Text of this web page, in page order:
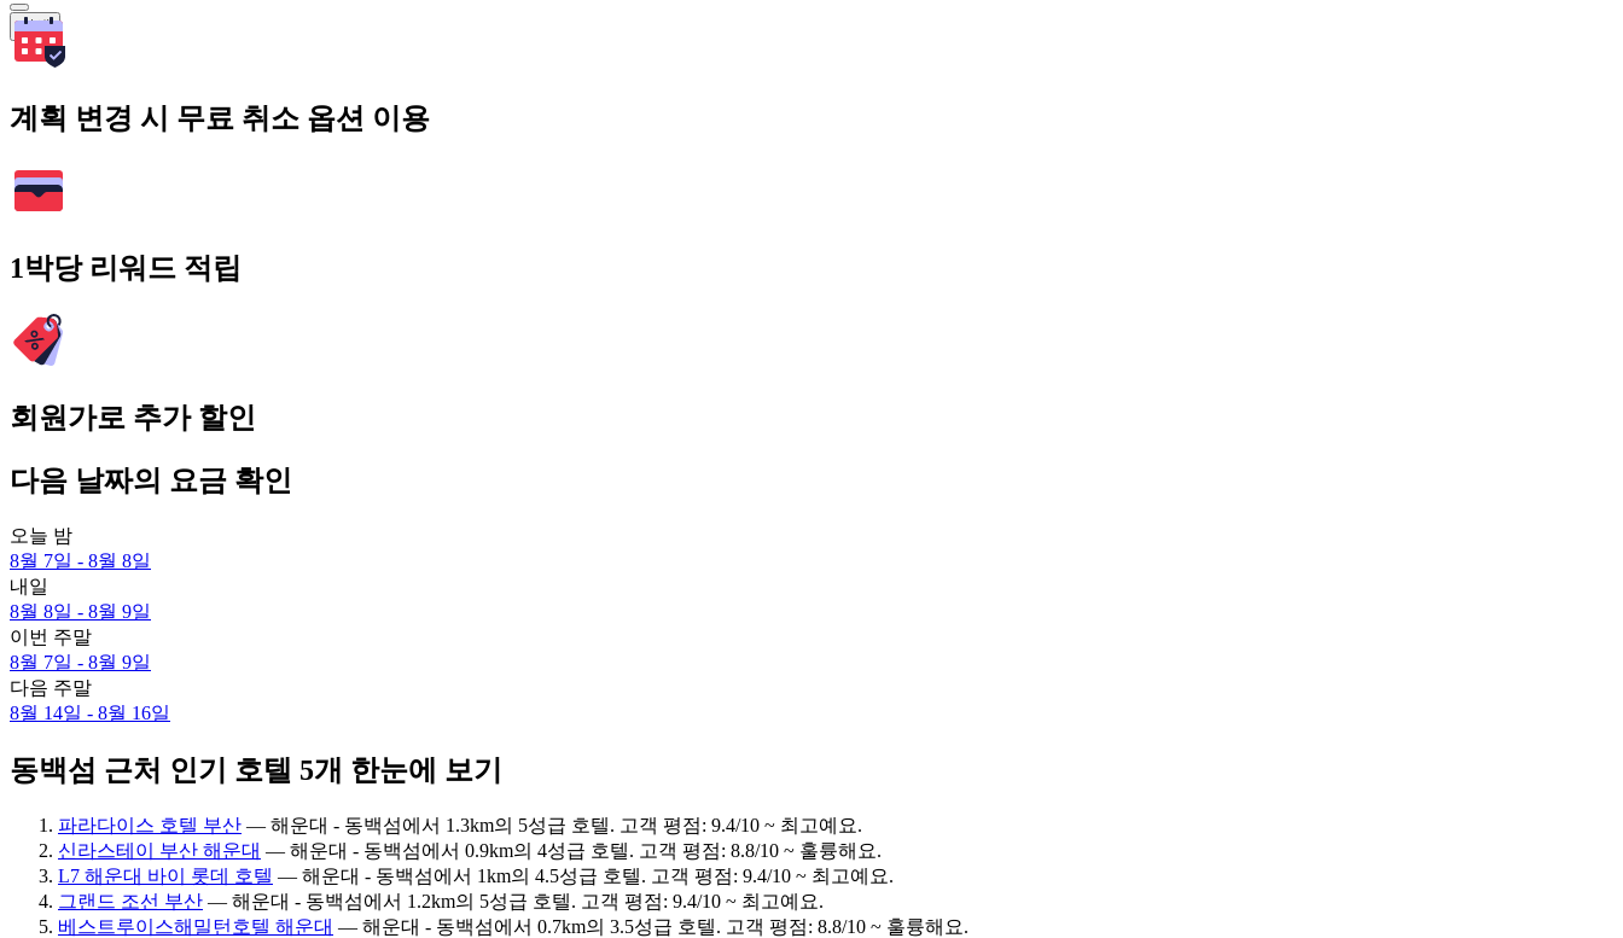
검색
계획 변경 시 무료 취소 옵션 이용
1박당 리워드 적립
회원가로 추가 할인
다음 날짜의 요금 확인
오늘 밤
8월 7일 - 8월 8일
내일
8월 8일 - 8월 9일
이번 주말
8월 7일 - 8월 9일
다음 주말
8월 14일 - 8월 16일
동백섬 근처 인기 호텔 5개 한눈에 보기
파라다이스 호텔 부산 — 해운대 - 동백섬에서 1.3km의 5성급 호텔. 고객 평점: 9.4/10 ~ 최고예요.
신라스테이 부산 해운대 — 해운대 - 동백섬에서 0.9km의 4성급 호텔. 고객 평점: 8.8/10 ~ 훌륭해요.
L7 해운대 바이 롯데 호텔 — 해운대 - 동백섬에서 1km의 4.5성급 호텔. 고객 평점: 9.4/10 ~ 최고예요.
그랜드 조선 부산 — 해운대 - 동백섬에서 1.2km의 5성급 호텔. 고객 평점: 9.4/10 ~ 최고예요.
베스트루이스해밀턴호텔 해운대 — 해운대 - 동백섬에서 0.7km의 3.5성급 호텔. 고객 평점: 8.8/10 ~ 훌륭해요.